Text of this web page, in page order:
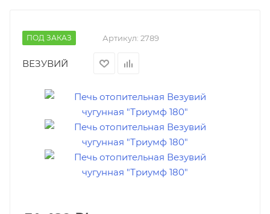
ПОД ЗАКАЗ Артикул: 2789
ВЕЗУВИЙ